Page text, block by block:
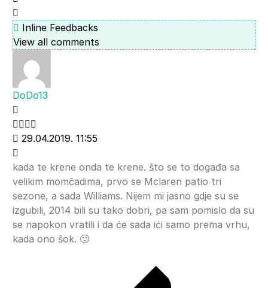
Inline Feedbacks
View all comments
DoDo13
29.04.2019. 11:55
kada te krene onda te krene. što se to događa sa
velikim momčadima, prvo se Mclaren patio tri
sezone, a sada Williams. Nijem mi jasno gdje su se
izgubili, 2014 bili su tako dobri, pa sam pomislo da su
se napokon vratili i da će sada ići samo prema vrhu,
kada ono šok. 🙁